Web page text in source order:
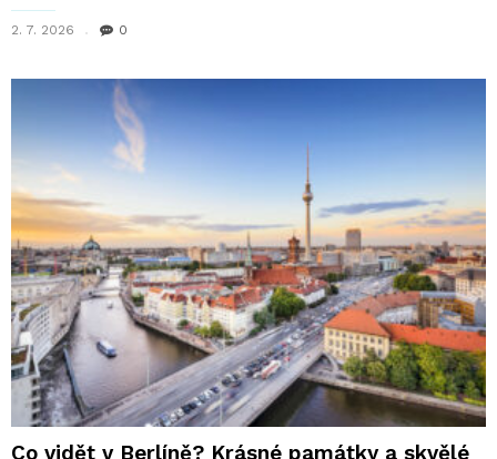
2. 7. 2026 0
Co vidět v Berlíně? Krásné památky a skvělé